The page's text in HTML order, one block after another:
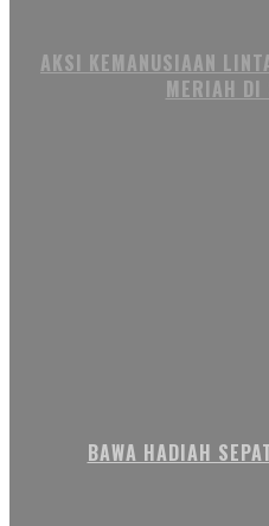
AKSI KEMANUSIAAN
MERIAH DI
BAWA HADIAH